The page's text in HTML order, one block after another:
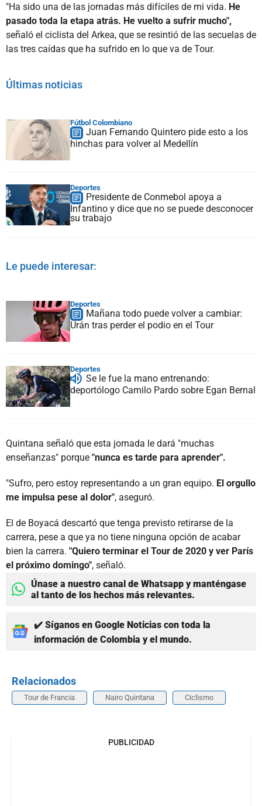
"Ha sido una de las jornadas más difíciles de mi vida. He
pasado toda la etapa atrás. He vuelto a sufrir mucho",
señaló el ciclista del Arkea, que se resintió de las secuelas de
las tres caídas que ha sufrido en lo que va de Tour.
Últimas noticias
Fútbol Colombiano
Juan Fernando Quintero pide esto a los
hinchas para volver al Medellín
Deportes
Presidente de Conmebol apoya a
Infantino y dice que no se puede desconocer
su trabajo
Le puede interesar:
Deportes
Mañana todo puede volver a cambiar:
Urán tras perder el podio en el Tour
Deportes
Se le fue la mano entrenando:
deportólogo Camilo Pardo sobre Egan Bernal
Quintana señaló que esta jornada le dará "muchas
enseñanzas" porque "nunca es tarde para aprender".
"Sufro, pero estoy representando a un gran equipo. El orgullo
me impulsa pese al dolor", aseguró.
El de Boyacá descartó que tenga previsto retirarse de la
carrera, pese a que ya no tiene ninguna opción de acabar
bien la carrera. "Quiero terminar el Tour de 2020 y ver París
el próximo domingo", señaló.
Únase a nuestro canal de Whatsapp y manténgase
al tanto de los hechos más relevantes.
✔️ Síganos en Google Noticias con toda la
información de Colombia y el mundo.
Relacionados
Tour de Francia Nairo Quintana Ciclismo
PUBLICIDAD